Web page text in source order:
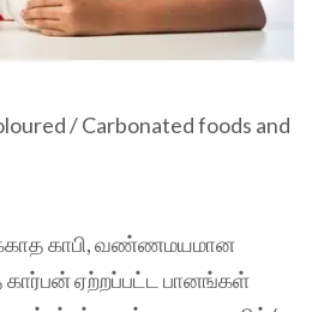
/ Carbonated foods and
காபி, வண்ணமயமான
ஏற்றப்பட்ட பானங்கள்